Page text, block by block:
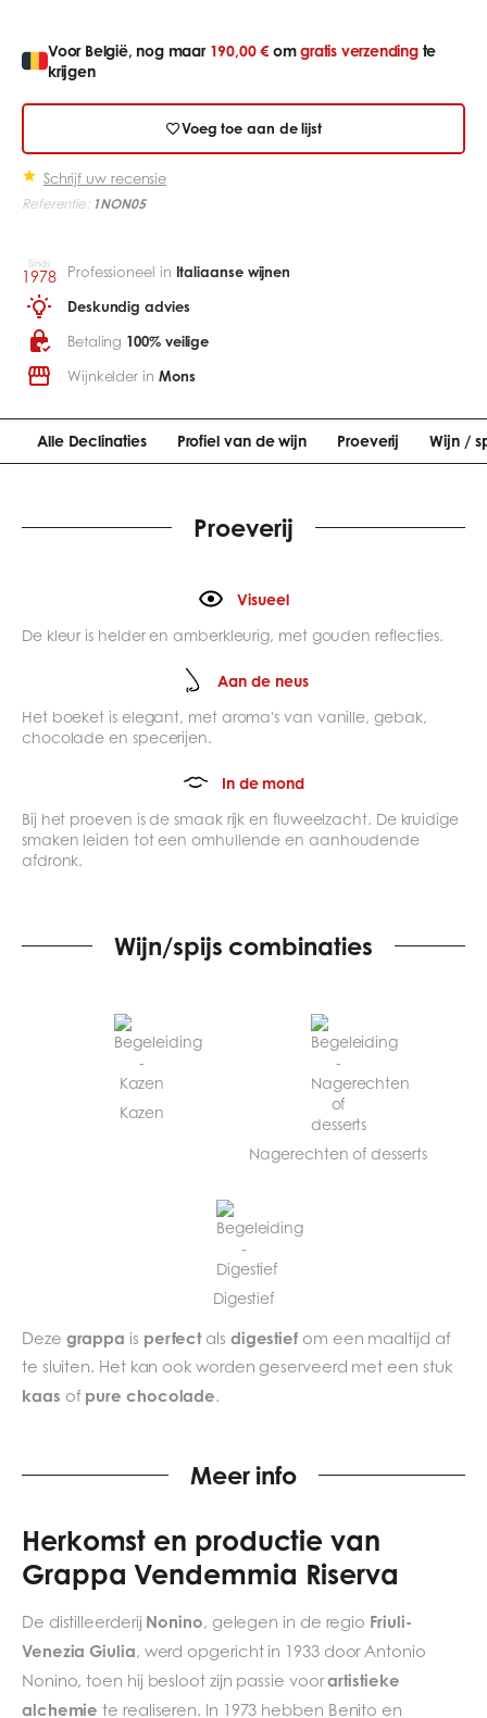
Voor België, nog maar 190,00 € omgratis verzendingte
krijgen
Voeg toe aan de lijst
Schrijf uw recensie
Referentie: 1NON05
Sinds
1978 Professioneel in Italiaanse wijnen
Deskundig advies
Betaling 100% veilige
Wijnkelder in Mons
Alle Declinaties Profiel van de wijn Proeverij Wijn /
Proeverij
Visueel
De kleur is helder en amberkleurig, met gouden reflecties.
Aan de neus
Het boeket is elegant, met aroma's van vanille, gebak,
chocolade en specerijen.
In de mond
Bij het proeven is de smaak rijk en fluweelzacht. De kruidige
smaken leiden tot een omhullende en aanhoudende
afdronk.
Wijn/spijs combinaties
Kazen
Nagerechten of desserts
Digestief
Deze grappa is perfectals digestief om een maaltijd af
te sluiten. Het kan ook worden geserveerd met een stuk
kaas of pure chocolade.
Meer info
Herkomst en productie van
Grappa Vendemmia Riserva
De distilleerderij Nonino, gelegen in de regio Friuli-
Venezia Giulia, werd opgericht in 1933 door Antonio
Nonino, toen hij besloot zijn passie voorartistieke
alchemie te realiseren. In 1973 hebben Benito en